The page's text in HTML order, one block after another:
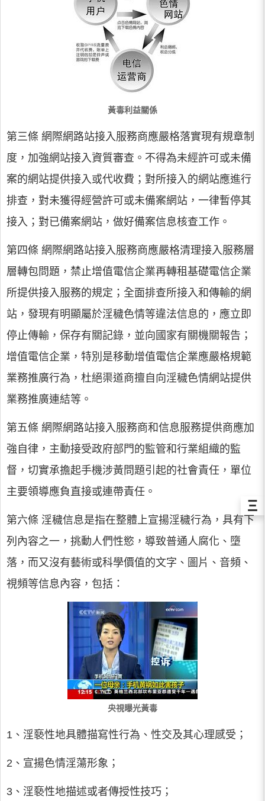
黃毒利益關係
第三條 網際網路站接入服務商應嚴格落實現有規章制
度，加強網站接入資質審查。不得為未經許可或未備
案的網站提供接入或代收費；對所接入的網站應進行
排查，對未獲得經營許可或未備案網站，一律暫停其
接入；對已備案網站，做好備案信息核查工作。
第四條 網際網路站接入服務商應嚴格清理接入服務層
層轉包問題，禁止增值電信企業再轉租基礎電信企業
所提供接入服務的規定；全面排查所接入和傳輸的網
站，發現有明顯屬於淫穢色情等違法信息的，應立即
停止傳輸，保存有關記錄，並向國家有關機關報告；
增值電信企業，特別是移動增值電信企業應嚴格規範
業務推廣行為，杜絕渠道商擅自向淫穢色情網站提供
業務推廣連結等。
第五條 網際網路站接入服務商和信息服務提供商應加
強自律，主動接受政府部門的監管和行業組織的監
督，切實承擔起手機涉黃問題引起的社會責任，單位
主要領導應負直接或連帶責任。
第六條 淫穢信息是指在整體上宣揚淫穢行為，具有下
列內容之一，挑動人們性慾，導致普通人腐化、墮
落，而又沒有藝術或科學價值的文字、圖片、音頻、
視頻等信息內容，包括：
央視曝光黃毒
1、淫褻性地具體描寫性行為、性交及其心理感受；
2、宣揚色情淫蕩形象；
3、淫褻性地描述或者傳授性技巧；
Ξ